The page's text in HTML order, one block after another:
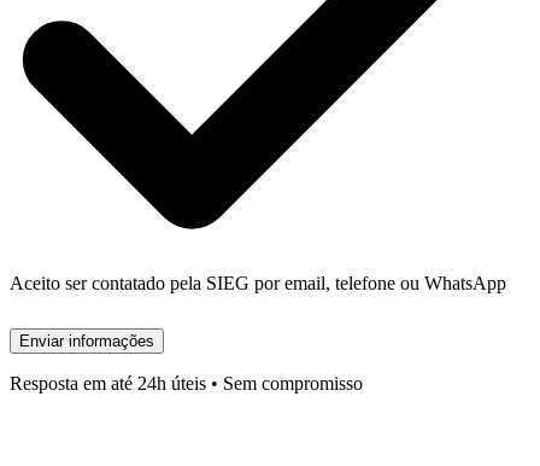
Aceito ser contatado pela SIEG por email, telefone ou WhatsApp
Enviar informações
Resposta em até 24h úteis • Sem compromisso